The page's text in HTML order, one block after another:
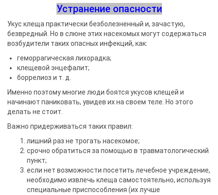
Устранение опасности
Укус клеща практически безболезненный и, зачастую,
безвредный. Но в слюне этих насекомых могут содержаться
возбудители таких опасных инфекций, как:
геморрагическая лихорадка;
клещевой энцефалит;
боррелиоз и т. д.
Именно поэтому многие люди боятся укусов клещей и
начинают паниковать, увидев их на своем теле. Но этого
делать не стоит.
Важно придерживаться таких правил:
лишний раз не трогать насекомое;
срочно обратиться за помощью в травматологический
пункт;
если нет возможности посетить лечебное учреждение,
необходимо извлечь клеща самостоятельно, используя
специальные приспособления (их лучше